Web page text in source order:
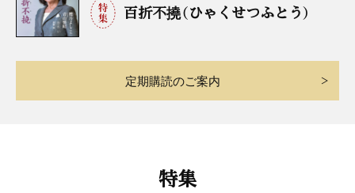
百折不撓（ひゃくせつふとう）
定期購読のご案内
特集